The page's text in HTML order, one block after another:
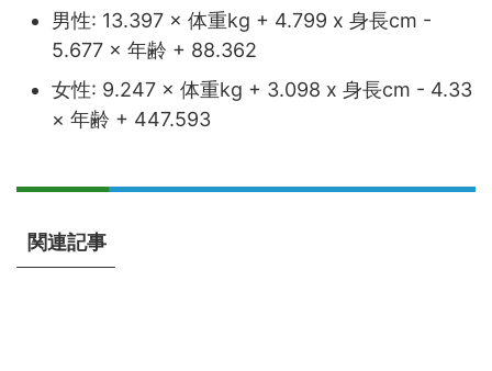
男性: 13.397 × 体重kg + 4.799 x 身長cm -
5.677 × 年齢 + 88.362
女性: 9.247 × 体重kg + 3.098 x 身長cm - 4.33
× 年齢 + 447.593
関連記事